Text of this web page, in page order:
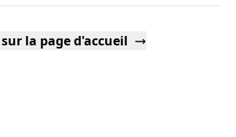
la page d'accueil